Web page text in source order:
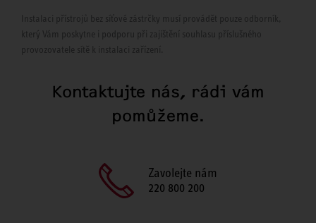
Instalaci přístrojů bez síťové zástrčky musí provádět pouze odborník,
který Vám poskytne i podporu při zajištění souhlasu příslušného
provozovatele sítě k instalaci zařízení.
Kontaktujte nás, rádi vám
pomůžeme.
Zavolejte nám
220 800 200